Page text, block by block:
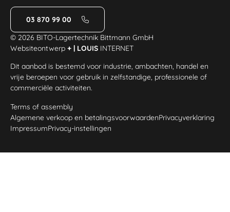
03 870 99 00
© 2026 BITO-Lagertechnik Bittmann GmbH
Websiteontwerp+ | LOUIS INTERNET
Dit aanbod is bestemd voor industrie, ambachten, handel en
vrije beroepen voor gebruik in zelfstandige, professionele of
commerciële activiteiten.
Terms of assembly
Algemene verkoop en betalingsvoorwaardenPrivacyverklaring
ImpressumPrivacy-instellingen